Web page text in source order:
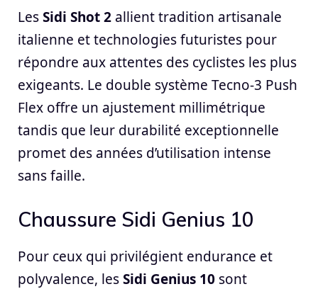
LesSidi Shot 2 allient tradition artisanale
italienne et technologies futuristes pour
répondre aux attentes des cyclistes les plus
exigeants. Le double système Tecno-3 Push
Flex offre un ajustement millimétrique
tandis que leur durabilité exceptionnelle
promet des années d’utilisation intense
sans faille.
Chaussure Sidi Genius 10
Pour ceux qui privilégient endurance et
polyvalence, lesSidi Genius 10 sont